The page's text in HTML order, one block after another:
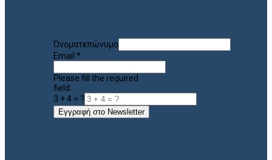
Όνοματεπώνυμο
Email *
Please fill the required
field.
3 + 4 = ?
Εγγραφή στο Newsletter